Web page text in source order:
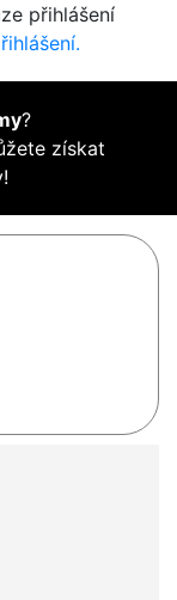
přihlášení
?
získat